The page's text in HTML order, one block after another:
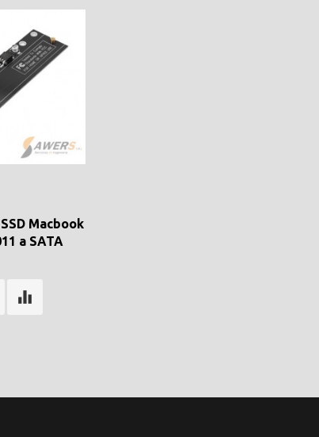
Macbook
a SATA